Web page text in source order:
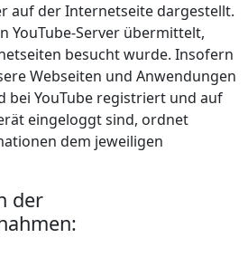
auf der Internetseite dargestellt.
YouTube-Server übermittelt,
besucht wurde. Insofern
Webseiten und Anwendungen
bei YouTube registriert und auf
eingeloggt sind, ordnet
dem jeweiligen
der